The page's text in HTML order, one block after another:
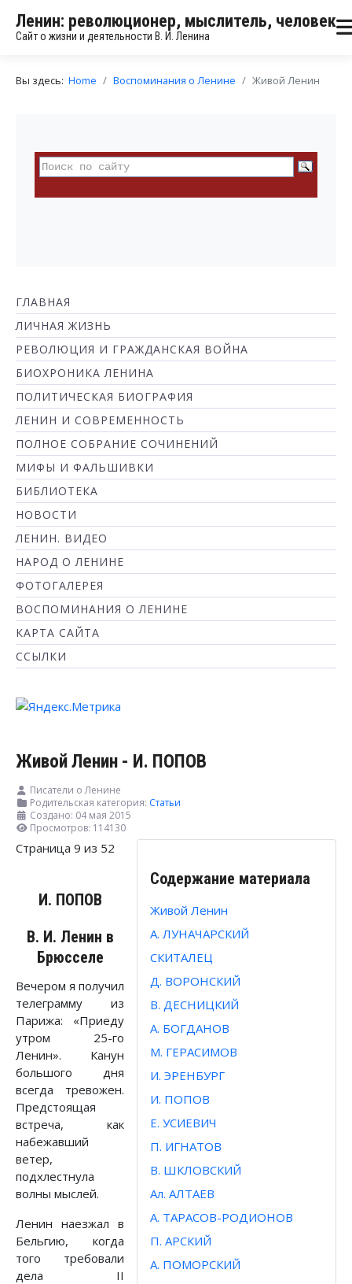
Ленин: революционер, мыслитель, человек
Сайт о жизни и деятельности В. И. Ленина
Вы здесь: Home Воспоминания о Ленине Живой Ленин
ГЛАВНАЯ
ЛИЧНАЯ ЖИЗНЬ
РЕВОЛЮЦИЯ И ГРАЖДАНСКАЯ ВОЙНА
БИОХРОНИКА ЛЕНИНА
ПОЛИТИЧЕСКАЯ БИОГРАФИЯ
ЛЕНИН И СОВРЕМЕННОСТЬ
ПОЛНОЕ СОБРАНИЕ СОЧИНЕНИЙ
МИФЫ И ФАЛЬШИВКИ
БИБЛИОТЕКА
НОВОСТИ
ЛЕНИН. ВИДЕО
НАРОД О ЛЕНИНЕ
ФОТОГАЛЕРЕЯ
ВОСПОМИНАНИЯ О ЛЕНИНЕ
КАРТА САЙТА
ССЫЛКИ
Живой Ленин - И. ПОПОВ
Писатели о Ленине
Родительская категория: Статьи
Создано: 04 мая 2015
Просмотров: 114130
Содержание материала
Живой Ленин
А. ЛУНАЧАРСКИЙ
СКИТАЛЕЦ
Д. ВОРОНСКИЙ
В. ДЕСНИЦКИЙ
А. БОГДАНОВ
М. ГЕРАСИМОВ
И. ЭРЕНБУРГ
И. ПОПОВ
Е. УСИЕВИЧ
П. ИГНАТОВ
В. ШКЛОВСКИЙ
Ал. АЛТАЕВ
А. ТАРАСОВ-РОДИОНОВ
П. АРСКИЙ
А. ПОМОРСКИЙ
Страница 9 из 52
И. ПОПОВ
В. И. Ленин в
Брюсселе
Вечером я получил
телеграмму из
Парижа: «Приеду
утром 25-го
Ленин». Канун
большого дня
всегда тревожен.
Предстоящая
встреча, как
набежавший
ветер,
подхлестнула
волны мыслей.
Ленин наезжал в
Бельгию, когда
того требовали
дела II